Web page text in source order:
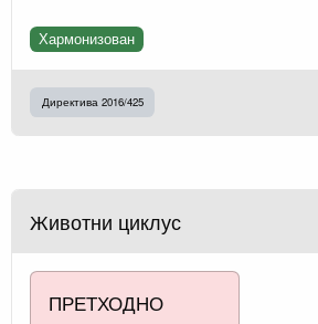
Хармонизован
Директива 2016/425
Животни циклус
ПРЕТХОДНО